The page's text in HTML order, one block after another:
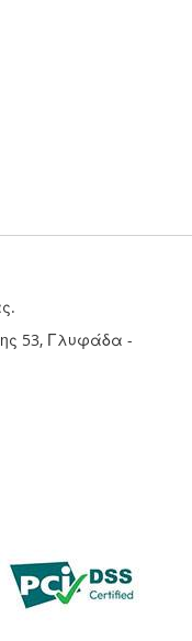
53, Γλυφάδα -